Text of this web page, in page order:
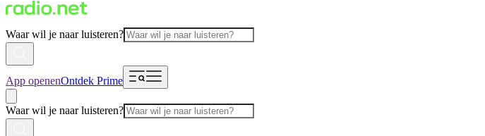
Waar wil je naar luisteren?
App openenOntdek Prime
Waar wil je naar luisteren?